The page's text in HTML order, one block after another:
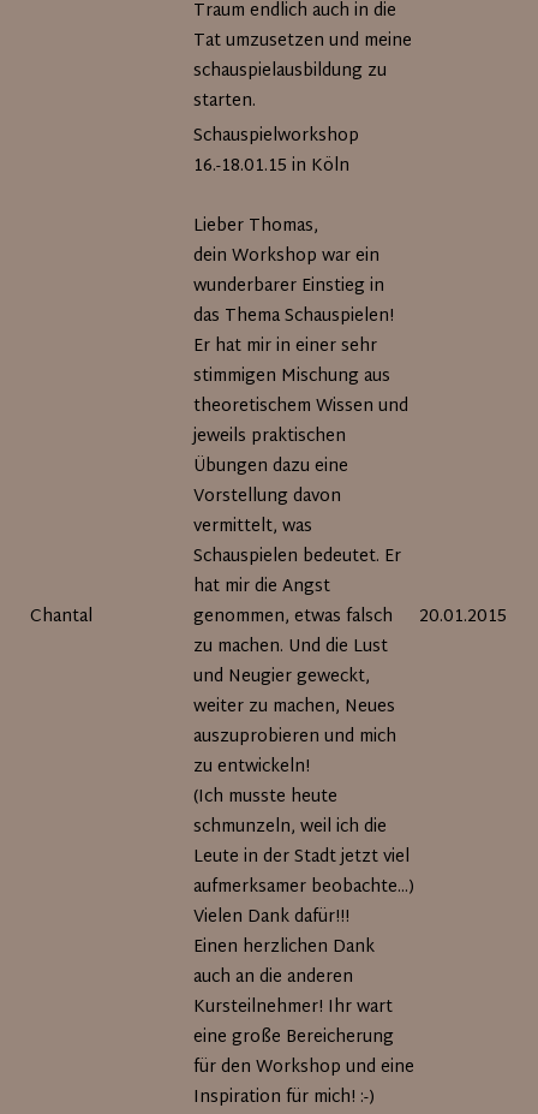
Traum endlich auch in die
Tat umzusetzen und meine
schauspielausbildung zu
starten.
Chantal
Schauspielworkshop
16.-18.01.15 in Köln
Lieber Thomas,
dein Workshop war ein
wunderbarer Einstieg in
das Thema Schauspielen!
Er hat mir in einer sehr
stimmigen Mischung aus
theoretischem Wissen und
jeweils praktischen
Übungen dazu eine
Vorstellung davon
vermittelt, was
Schauspielen bedeutet. Er
hat mir die Angst
genommen, etwas falsch
zu machen. Und die Lust
und Neugier geweckt,
weiter zu machen, Neues
auszuprobieren und mich
zu entwickeln!
(Ich musste heute
schmunzeln, weil ich die
Leute in der Stadt jetzt viel
aufmerksamer beobachte...)
Vielen Dank dafür!!!
Einen herzlichen Dank
auch an die anderen
Kursteilnehmer! Ihr wart
eine große Bereicherung
für den Workshop und eine
Inspiration für mich! :-)
20.01.2015